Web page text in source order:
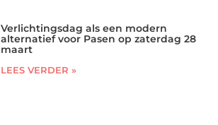
Verlichtingsdag als een modern
alternatief voor Pasen op zaterdag 28
maart
LEES VERDER »